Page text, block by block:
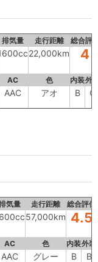
排気量 走行距離 総合評
22,000km 4
AC 色 内装外
AAC アオ B C
気量 走行距離 総合評価
57,000km 4.5
AC 色 内装外装
AAC グレー B B